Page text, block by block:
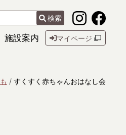
検索
施設案内 マイページ
すくすく赤ちゃんおはなし会